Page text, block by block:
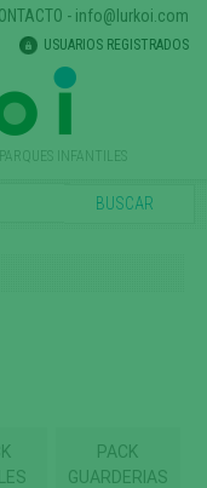
INFANTILES
- info@lurkoi.com
USUARIOS REGISTRADOS
PACK
GUARDERIAS